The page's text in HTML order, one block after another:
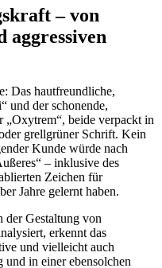
– von
aggressiven
Das hautfreundliche,
und der schonende,
„Oxytrem“, beide verpackt in
grellgrüner Schrift. Kein
Kunde würde nach
– inklusive des
Zeichen für
Jahre gelernt haben.
der Gestaltung von
erkennt das
und vielleicht auch
in einer ebensolchen